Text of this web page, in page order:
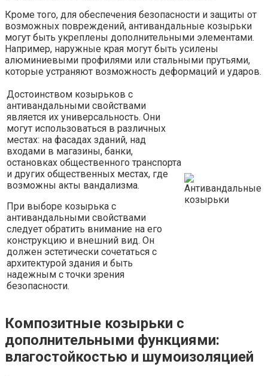
Кроме того, для обеспечения безопасности и защиты от
возможных повреждений, антивандальные козырьки
могут быть укреплены дополнительными элементами.
Например, наружные края могут быть усилены
алюминиевыми профилями или стальными прутьями,
которые устраняют возможность деформаций и ударов.
Достоинством козырьков с
антивандальными свойствами
является их универсальность. Они
могут использоваться в различных
местах: на фасадах зданий, над
входами в магазины, банки,
остановках общественного транспорта
и других общественных местах, где
возможны акты вандализма.
При выборе козырька с
антивандальными свойствами
следует обратить внимание на его
конструкцию и внешний вид. Он
должен эстетически сочетаться с
архитектурой здания и быть
надежным с точки зрения
безопасности.
Композитные козырьки с
дополнительными функциями:
влагостойкостью и шумоизоляцией